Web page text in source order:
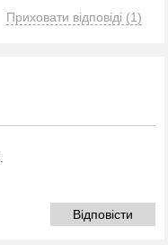
Приховати відповіді (1)
Відповісти